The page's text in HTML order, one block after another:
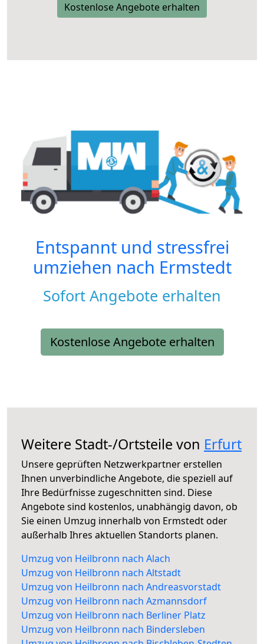
Kostenlose Angebote erhalten
Entspannt und stressfrei
umziehen nach Ermstedt
Sofort Angebote erhalten
Kostenlose Angebote erhalten
Weitere Stadt-/Ortsteile von Erfurt
Unsere geprüften Netzwerkpartner erstellen
Ihnen unverbindliche Angebote, die speziell auf
Ihre Bedürfnisse zugeschnitten sind. Diese
Angebote sind kostenlos, unabhängig davon, ob
Sie einen Umzug innerhalb von Ermstedt oder
außerhalb Ihres aktuellen Standorts planen.
Umzug von Heilbronn nach Alach
Umzug von Heilbronn nach Altstadt
Umzug von Heilbronn nach Andreasvorstadt
Umzug von Heilbronn nach Azmannsdorf
Umzug von Heilbronn nach Berliner Platz
Umzug von Heilbronn nach Bindersleben